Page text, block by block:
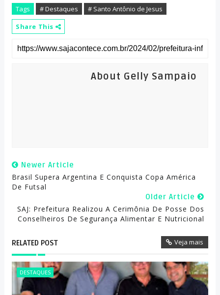
Tags # Destaques
# Santo Antônio de Jesus
Share This
About Gelly Sampaio
Newer Article
Brasil Supera Argentina E Conquista Copa América
De Futsal
Older Article
SAJ: Prefeitura Realizou A Cerimônia De Posse Dos
Conselheiros De Segurança Alimentar E Nutricional
RELATED POST Veja mais
DESTAQUES